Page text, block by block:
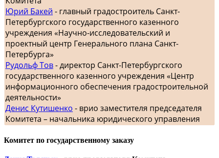
Юрий Бакей - главный градостроитель Санкт-
Петербургского государственного казенного
учреждения «Научно-исследовательский и
проектный центр Генерального плана Санкт-
Петербурга»
Рудольф Тов- директор Санкт-Петербургского
государственного казенного учреждения «Центр
информационного обеспечения градостроительной
деятельности»
Денис Кутишенко - врио заместителя председателя
Комитета – начальника юридического управления
Комитет по государственному заказу